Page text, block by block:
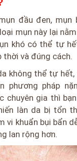
đầu đen, mụn
mụn này lại
khó có thể tự
và đúng cách.
không thể tự hết,
phương pháp
chuyên gia thì
làn da bị tổn
vi khuẩn bụi bẩn
lan rộng hơn.